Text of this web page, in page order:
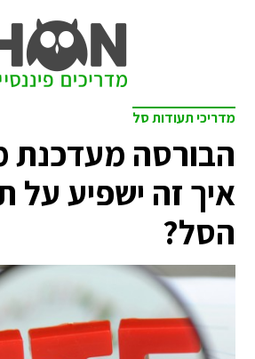
מדריכי תעודות סל
הבורסה מעדכנת
איך זה ישפיע על
הסל?